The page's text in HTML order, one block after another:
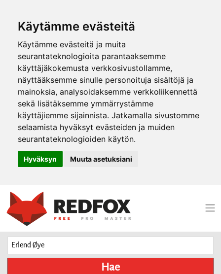
Käytämme evästeitä
Käytämme evästeitä ja muita
seurantateknologioita parantaaksemme
käyttäjäkokemusta verkkosivustollamme,
näyttääksemme sinulle personoituja sisältöjä ja
mainoksia, analysoidaksemme verkkoliikennettä
sekä lisätäksemme ymmärrystämme
käyttäjiemme sijainnista. Jatkamalla sivustomme
selaamista hyväksyt evästeiden ja muiden
seurantateknologioiden käytön.
Hyväksyn Muuta asetuksiani
Hae